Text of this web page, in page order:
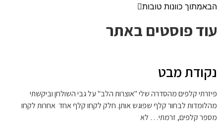
הבאמתוך כוונות טובות
עוד פוסטים באתר
נקודת מבט
פיזרתי קלפים מהסדרה שלי "אוצרות הלב" על גבי השולחן וביקשתי
מהלומדות לבחור קלף שפוגש אותן. חלק לקחו קלף אחד אחרות לקחו
מספר קלפים, זרמתי… לא